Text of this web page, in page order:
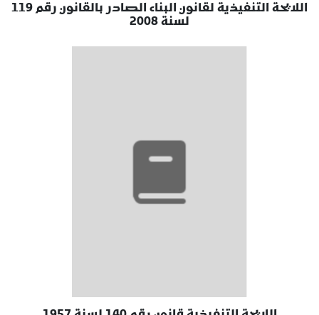
اللايحة التنفيذية لقانون البناء الصادر بالقانون رقم 119
لسنة 2008